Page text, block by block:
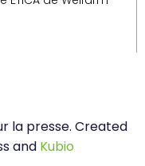
la presse. Created
and Kubio